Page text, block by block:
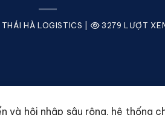
THÁI HÀ LOGISTICS 3279 LƯỢT
hội nhập sâu rộng, hệ thống